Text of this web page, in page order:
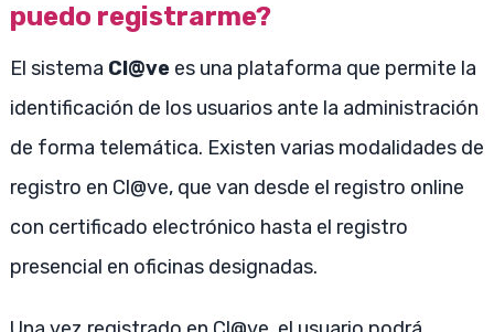
puedo registrarme?
El sistema Cl@vees una plataforma que permite la
identificación de los usuarios ante la administración
de forma telemática. Existen varias modalidades de
registro en Cl@ve, que van desde el registro online
con certificado electrónico hasta el registro
presencial en oficinas designadas.